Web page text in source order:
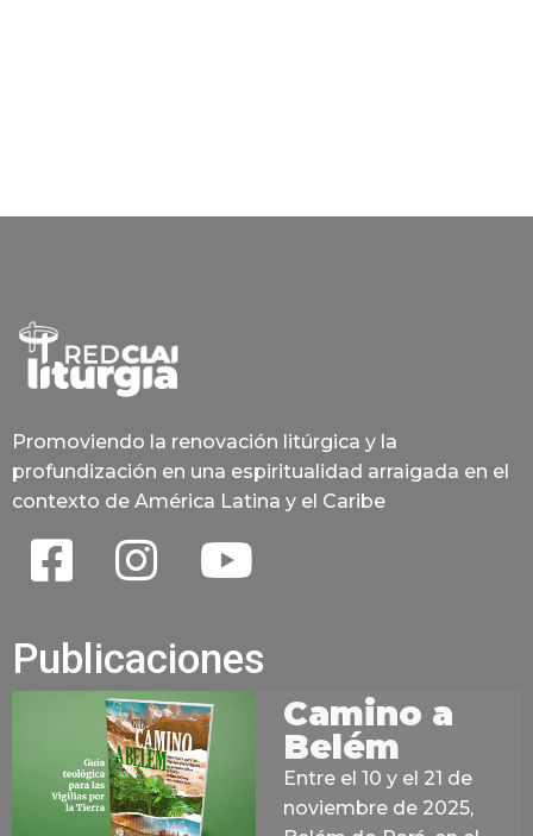
Promoviendo la renovación litúrgica y la
profundización en una espiritualidad arraigada en el
contexto de América Latina y el Caribe
Publicaciones
Camino a
Belém
Entre el 10 y el 21 de
noviembre de 2025,